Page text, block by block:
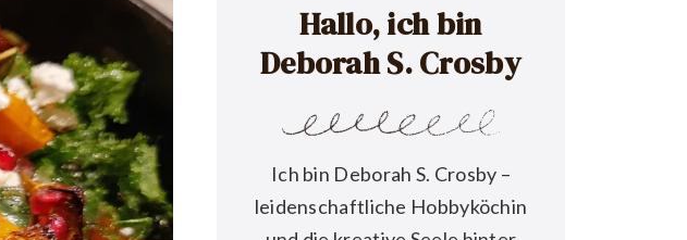
Hallo, ich bin
Deborah S. Crosby
Ich bin Deborah S. Crosby –
leidenschaftliche Hobbyköchin